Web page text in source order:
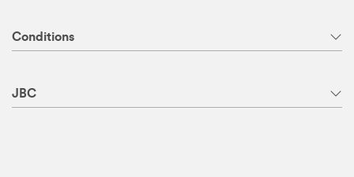
Conditions
JBC